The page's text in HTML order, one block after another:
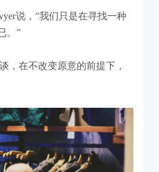
说，“我们只是在寻找一种
。”
，在不改变原意的前提下，